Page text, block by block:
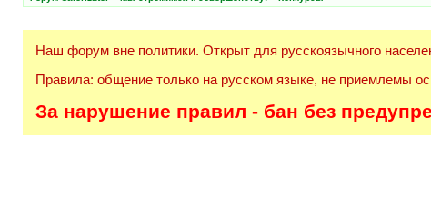
Наш форум вне политики. Открыт для русскоязычного
Правила: общение только на русском языке, не приемлемы
За нарушение правил - бан без